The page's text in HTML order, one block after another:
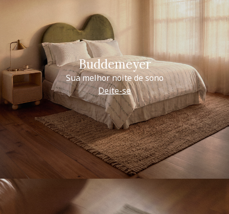
Buddemeyer
Sua melhor noite de sono
Deite-se